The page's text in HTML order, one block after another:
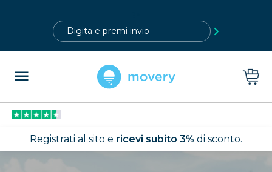
Registrati al sito e ricevi subito 3% di sconto.